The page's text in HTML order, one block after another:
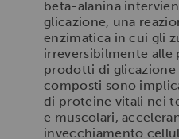
beta-alanina
glicazione, una
enzimatica in cui gli
irreversibilmente
prodotti di glicazione
composti sono
di proteine vitali nei
e muscolari,
invecchiamento